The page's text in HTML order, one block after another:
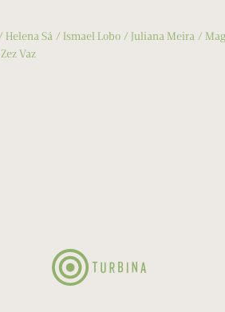
Helena Sá Ismael Lobo Juliana Meira
Zez Vaz